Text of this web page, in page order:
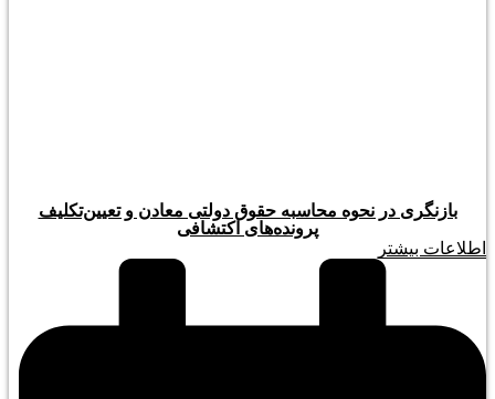
بازنگری در نحوه محاسبه حقوق دولتی معادن و تعیین‌تکلیف
پرونده‌های اکتشافی
اطلاعات بیشتر